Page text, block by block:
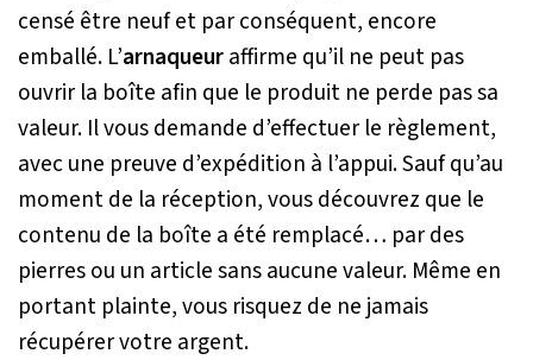
censé être neuf et par conséquent, encore
emballé. L’arnaqueuraffirme qu’il ne peut pas
ouvrir la boîte afin que le produit ne perde pas sa
valeur. Il vous demande d’effectuer le règlement,
avec une preuve d’expédition à l’appui. Sauf qu’au
moment de la réception, vous découvrez que le
contenu de la boîte a été remplacé… par des
pierres ou un article sans aucune valeur. Même en
portant plainte, vous risquez de ne jamais
récupérer votre argent.